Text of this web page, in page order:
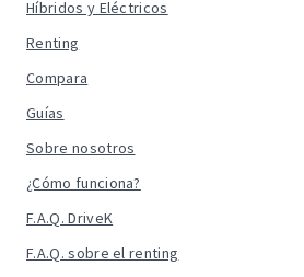
Híbridos y Eléctricos
Renting
Compara
Guías
Sobre nosotros
¿Cómo funciona?
F.A.Q. DriveK
F.A.Q. sobre el renting